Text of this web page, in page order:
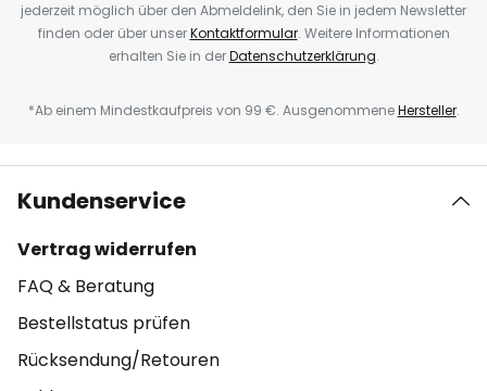
jederzeit möglich über den Abmeldelink, den Sie in jedem Newsletter
finden oder über unserKontaktformular. Weitere Informationen
erhalten Sie in derDatenschutzerklärung.
*Ab einem Mindestkaufpreis von 99 €. AusgenommeneHersteller.
Kundenservice
Vertrag widerrufen
FAQ & Beratung
Bestellstatus prüfen
Rücksendung/Retouren